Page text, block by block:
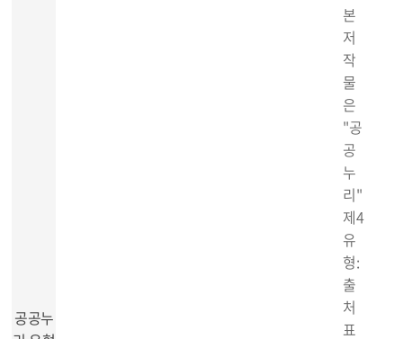
공공누
본
저
작
물
은
"공
공
누
리"
제4
유
형:
출
처
표